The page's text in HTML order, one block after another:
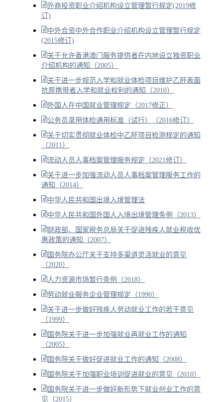
外商投资职业介绍机构设立管理暂行规定(2019修
订)
中外合资中外合作职业介绍机构设立管理暂行规定
(2015修订)
关于允许香港澳门服务提供者在内地设立独资职业
介绍机构的通知（2005）
关于进一步规范入学和就业体检项目维护乙肝表面
抗原携带者入学和就业权利的通知（2010）
外国人在中国就业管理规定（2017修正）
公务员录用体检通用标准（试行）（2016修订）
关于切实贯彻就业体检中乙肝项目检测规定的通知
（2011）
流动人员人事档案管理服务规定（2021修订）
关于进一步加强流动人员人事档案管理服务工作的
通知（2014）
中华人民共和国出境入境管理法
中华人民共和国外国人入境出境管理条例（2013）
财政部、国家税务总局关于促进残疾人就业税收优
惠政策的通知（2007）
国务院办公厅关于支持多渠道灵活就业的意见
（2020）
人力资源市场暂行条例（2018）
劳动就业服务企业管理规定（1990）
关于进一步做好残疾人劳动就业工作的若干意见
（1999）
国务院关于进一步加强就业再就业工作的通知
（2005）
国务院关于做好促进就业工作的通知（2008）
国务院关于加强职业培训促进就业的意见（2010）
国务院关于进一步做好新形势下就业创业工作的意
见（2015）